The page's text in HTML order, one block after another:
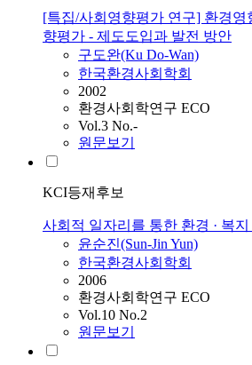
[특집/사회영향평가 연구] 환경영
향평가 - 제도도입과 발전 방안
구도완(Ku Do-Wan)
한국환경사회학회
2002
환경사회학연구 ECO
Vol.3 No.-
원문보기
KCI등재후보
사회적 일자리를 통한 환경 · 복지
윤순진(Sun-Jin Yun)
한국환경사회학회
2006
환경사회학연구 ECO
Vol.10 No.2
원문보기